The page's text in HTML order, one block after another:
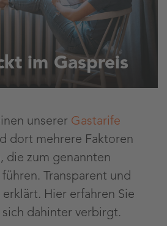
im Gaspreis
unserer Gastarife
dort mehrere Faktoren
die zum genannten
Transparent und
Hier erfahren Sie
sich dahinter verbirgt.